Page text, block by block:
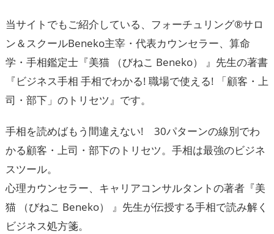
当サイトでもご紹介している、フォーチュリング®サロ
ン＆スクールBeneko主宰・代表カウンセラー、算命
学・手相鑑定士『美猫 （びねこ Beneko） 』先生の著書
『ビジネス手相 手相でわかる! 職場で使える! 「顧客・上
司・部下」のトリセツ』です。
手相を読めばもう間違えない! 30パターンの線別でわ
かる顧客・上司・部下のトリセツ。手相は最強のビジネ
スツール。
心理カウンセラー、キャリアコンサルタントの著者『美
猫 （びねこ Beneko） 』先生が伝授する手相で読み解く
ビジネス処方箋。